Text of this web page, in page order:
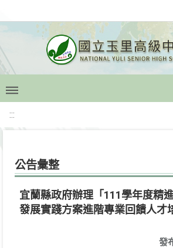
:::
公告彙整
宜蘭縣政府辦理「111學年度精
發展實踐方案進階專業回饋人才
發